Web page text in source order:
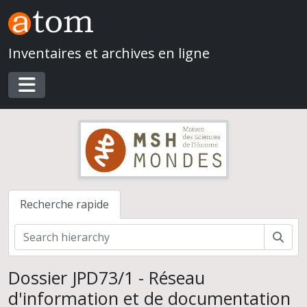
Skip to main content
Inventaires et archives en ligne
Toggle navigation
Recherche rapide
Dossier JPD73/1 - Réseau
d'information et de documentation